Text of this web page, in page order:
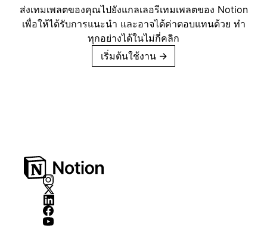
ส่งเทมเพลตของคุณไปยังแกลเลอรีเทมเพลตของ Notion
เพื่อให้ได้รับการแนะนำ และอาจได้ค่าตอบแทนด้วย ทำ
ทุกอย่างได้ในไม่กี่คลิก
เริ่มต้นใช้งาน →